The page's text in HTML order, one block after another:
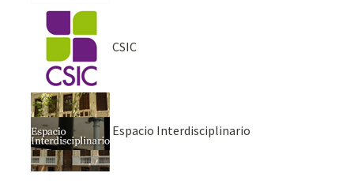
CSIC
Espacio Interdisciplinario